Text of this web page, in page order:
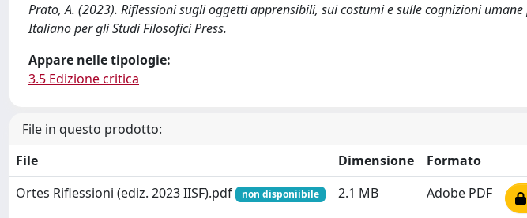
Prato, A. (2023). Riflessioni sugli oggetti apprensibili, sui costumi e sulle cognizioni
Italiano per gli Studi Filosofici Press.
Appare nelle tipologie:
3.5 Edizione critica
File in questo prodotto:
File
Dimensione
Formato
Ortes Riflessioni (ediz. 2023 IISF).pdf
non disponiibile 2.1 MB Adobe PDF